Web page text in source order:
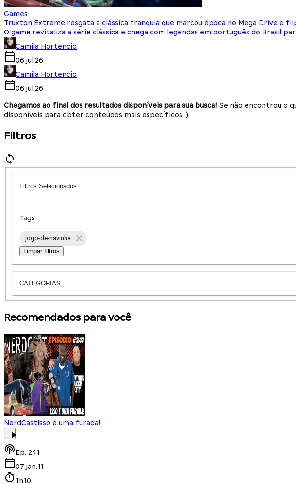
Games
Truxton Extreme resgata a clássica franquia que marcou época no Mega Drive e
O game revitaliza a série clássica e chega com legendas em português do Brasil
Camila Hortencio
06.jul.26
Camila Hortencio
06.jul.26
Chegamos ao final dos resultados disponíveis para sua busca! Se não encontrou o
disponíveis para obter conteúdos mais específicos :)
Filtros
Filtros Selecionados
Tags
jogo-de-navinha
Limpar filtros
CATEGORIAS
Recomendados para você
NerdCastIsso é uma furada!
Ep. 241
07.jan.11
1h10